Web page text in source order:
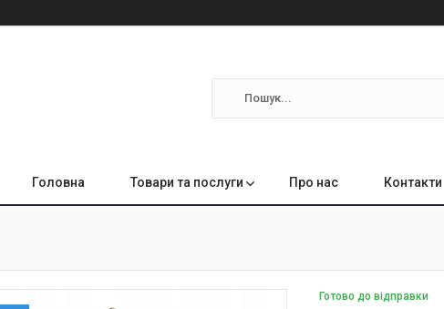
Головна Товари та послуги Про нас Контакти
Готово до відправки